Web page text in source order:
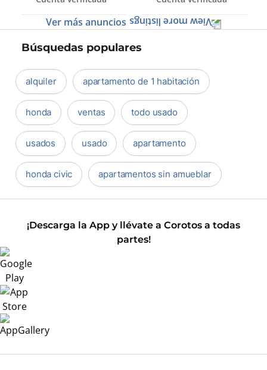
ocio.
Ver más anuncios
Búsquedas populares
alquiler apartamento de 1 habitación
honda ventas todo usado
usados usado apartamento
honda civic apartamentos sin amueblar
¡Descarga la App y llévate a Corotos a todas
partes!